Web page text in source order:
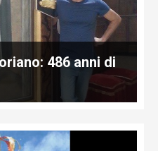
486 anni di